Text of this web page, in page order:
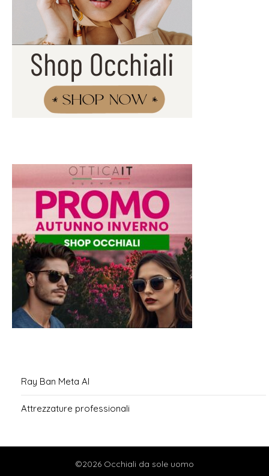
Ray Ban Meta AI
Attrezzature professionali
©2026 Occhiali da sole uomo